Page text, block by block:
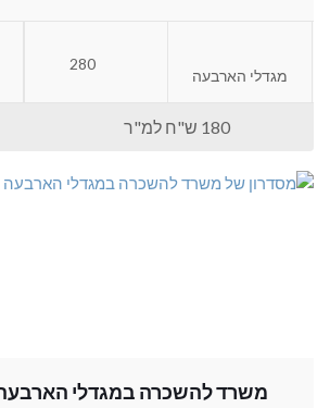
מגדלי הארבעה
280
180 ש"ח למ"ר
משרד להשכרה במגדלי